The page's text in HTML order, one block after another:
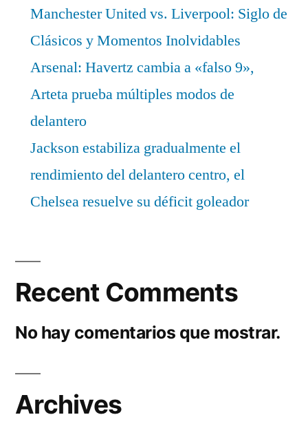
Manchester United vs. Liverpool: Siglo de
Clásicos y Momentos Inolvidables
Arsenal: Havertz cambia a «falso 9»,
Arteta prueba múltiples modos de
delantero
Jackson estabiliza gradualmente el
rendimiento del delantero centro, el
Chelsea resuelve su déficit goleador
Recent Comments
No hay comentarios que mostrar.
Archives